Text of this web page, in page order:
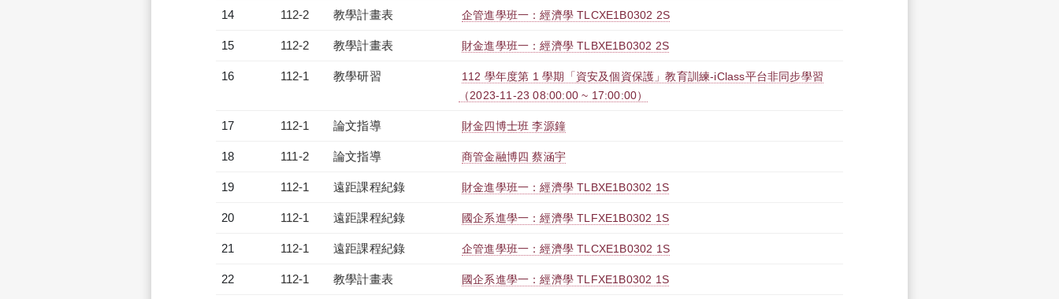
14 112-2 教學計畫表 企管進學班一：經濟學 TLCXE1B0302 2S
15 112-2 教學計畫表 財金進學班一：經濟學 TLBXE1B0302 2S
16 112-1 教學研習
112 學年度第 1 學期「資安及個資保護」教育訓練-iClass平台非同步學習
（2023-11-23 08:00:00 ~ 17:00:00）
17 112-1 論文指導 財金四博士班 李源鐘
18 111-2 論文指導 商管金融博四 蔡涵宇
19 112-1 遠距課程紀錄 財金進學班一：經濟學 TLBXE1B0302 1S
20 112-1 遠距課程紀錄 國企系進學一：經濟學 TLFXE1B0302 1S
21 112-1 遠距課程紀錄 企管進學班一：經濟學 TLCXE1B0302 1S
22 112-1 教學計畫表 國企系進學一：經濟學 TLFXE1B0302 1S